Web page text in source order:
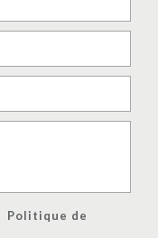
Politique de